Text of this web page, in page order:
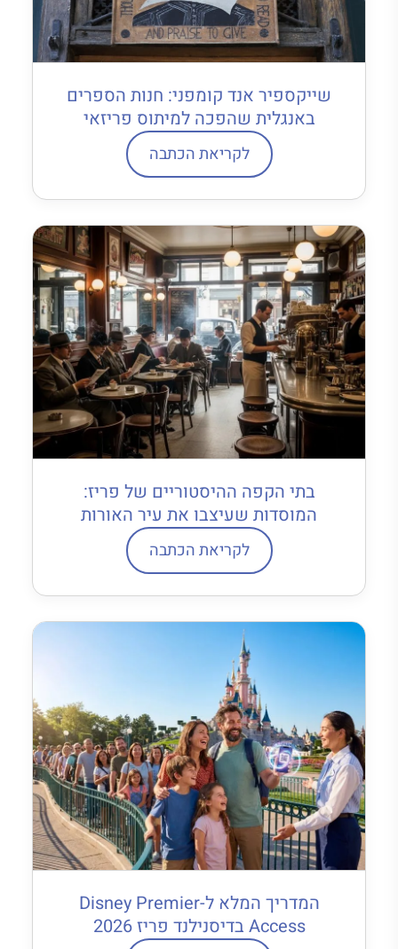
שייקספיר אנד קומפני: חנות הספרים
באנגלית שהפכה למיתוס פריזאי
לקריאת הכתבה
בתי הקפה ההיסטוריים של פריז:
המוסדות שעיצבו את עיר האורות
לקריאת הכתבה
המדריך המלא ל-Disney Premier
Access בדיסנילנד פריז 2026